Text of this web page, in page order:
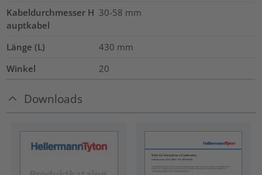
Kabeldurchmesser H
auptkabel
30-58 mm
Länge (L) 430 mm
Winkel
20
Downloads